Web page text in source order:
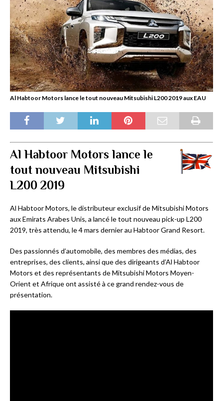
Al Habtoor Motors lance le tout nouveau Mitsubishi L200 2019 aux EAU
Al Habtoor Motors lance le
tout nouveau Mitsubishi
L200 2019
Al Habtoor Motors, le distributeur exclusif de Mitsubishi Motors
aux Emirats Arabes Unis, a lancé le tout nouveau pick-up L200
2019, très attendu, le 4 mars dernier au Habtoor Grand Resort.
Des passionnés d’automobile, des membres des médias, des
entreprises, des clients, ainsi que des dirigeants d’Al Habtoor
Motors et des représentants de Mitsubishi Motors Moyen-
Orient et Afrique ont assisté à ce grand rendez-vous de
présentation.